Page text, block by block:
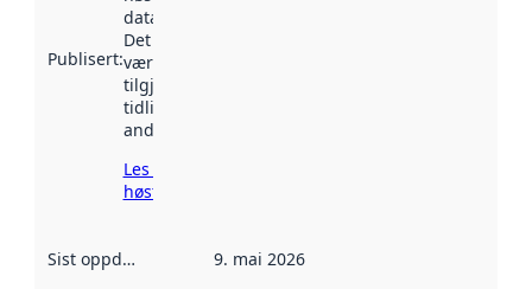
Publisert:
data.norge.no.
Det kan ha
vært
tilgjengelig
tidligere
andre steder.
Les mer om
høsting her
Sist oppdatert 9. mai 2026